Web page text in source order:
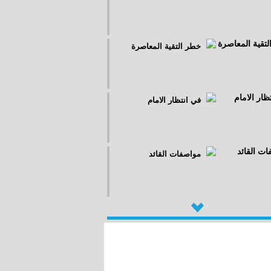
خطر التقية المعاصرة
في انتظار الامام
مواصفات القائد
حاكمية «الفقيه» رقابة أم
تقويض